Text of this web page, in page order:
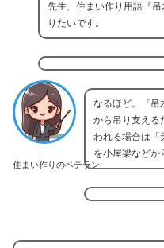
先生、住まい作り用語『
りたいです。
住まい作りのベテラン
なるほど。『吊
から吊り支える
われる場合は「
を小屋梁などか